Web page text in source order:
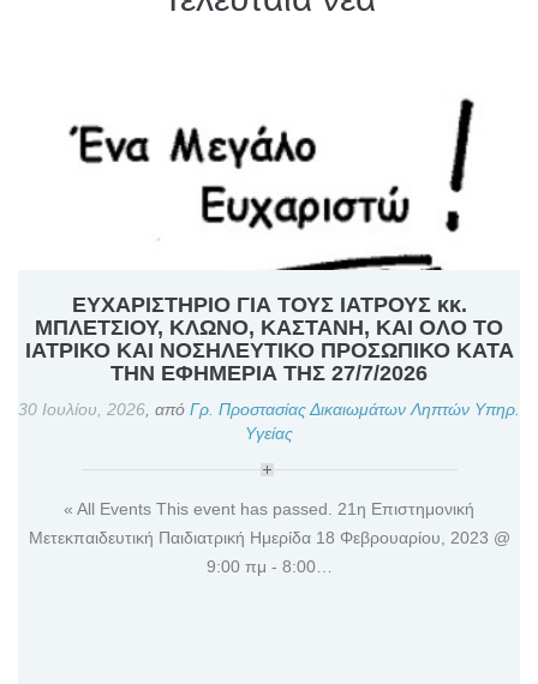
ΕΥΧΑΡΙΣΤΗΡΙΟ ΓΙΑ ΤΟΥΣ ΙΑΤΡΟΥΣ κκ.
ΜΠΛΕΤΣΙΟΥ, ΚΛΩΝΟ, ΚΑΣΤΑΝΗ, ΚΑΙ ΟΛΟ ΤΟ
ΙΑΤΡΙΚΟ ΚΑΙ ΝΟΣΗΛΕΥΤΙΚΟ ΠΡΟΣΩΠΙΚΟ ΚΑΤΑ
ΤΗΝ ΕΦΗΜΕΡΙΑ ΤΗΣ 27/7/2026
30 Ιουλίου, 2026 από Γρ. Προστασίας Δικαιωμάτων Ληπτών Υπηρ.
Υγείας
« All Events This event has passed. 21η Επιστημονική
Μετεκπαιδευτική Παιδιατρική Ημερίδα 18 Φεβρουαρίου, 2023 @
9:00 πμ - 8:00…